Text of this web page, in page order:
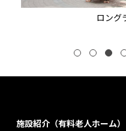
ロング
施設紹介（有料老人ホーム）